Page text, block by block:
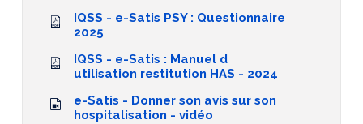
IQSS - e-Satis PSY : Questionnaire
2025
IQSS - e-Satis : Manuel d
utilisation restitution HAS - 2024
e-Satis - Donner son avis sur son
hospitalisation - vidéo